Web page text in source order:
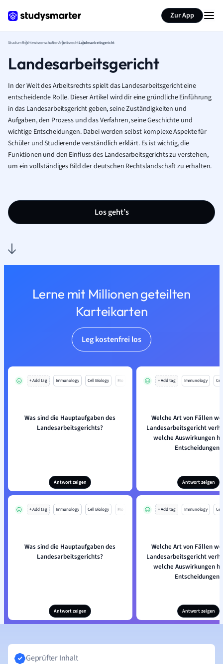
Zur App
StudiumRechtswissenschaftenArbeitsrechtLandesarbeitsgericht
Landesarbeitsgericht
In der Welt des Arbeitsrechts spielt das Landesarbeitsgericht eine
entscheidende Rolle. Dieser Artikel wird dir eine gründliche Einführung
in das Landesarbeitsgericht geben, seine Zuständigkeiten und
Aufgaben, den Prozess und das Verfahren, seine Geschichte und
wichtige Entscheidungen. Dabei werden selbst komplexe Aspekte für
Schüler und Studierende verständlich erklärt. Es ist wichtig, die
Funktionen und den Einfluss des Landesarbeitsgerichts zu verstehen,
um ein vollständiges Bild der deutschen Rechtslandschaft zu erhalten.
Los geht’s
Lerne mit Millionen geteilten
Karteikarten
Leg kostenfrei los
+ Add tag Immunology Cell Biology Mo
Was sind die Hauptaufgaben des
Landesarbeitsgerichts?
Antwort zeigen
+ Add tag Immunology
Welche Art von Fällen
Landesarbeitsgericht
welche Auswirkungen
Entscheidungen?
Antwort zeigen
+ Add tag Immunology Cell Biology Mo
Was sind die Hauptaufgaben des
Landesarbeitsgerichts?
Antwort zeigen
+ Add tag Immunology
Welche Art von Fällen
Landesarbeitsgericht
welche Auswirkungen
Entscheidungen?
Antwort zeigen
Geprüfter Inhalt